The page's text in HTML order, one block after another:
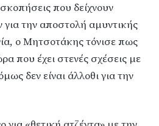
που δείχνουν
την αποστολή αμυντικής
ο Μητσοτάκης τόνισε πως
που έχει στενές σχέσεις με
δεν είναι άλλοθι για την